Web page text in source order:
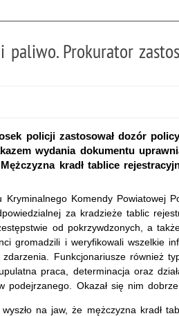
paliwo. Prokurator
policji zastosował dozór
wydania dokumentu
Mężczyzna kradł tablice
Kryminalnego Komendy Powiatowej
za kradzieże tablic
od pokrzywdzonych, a
gromadzili i weryfikowali wszelkie
Funkcjonariusze również
praca, determinacja oraz
podejrzanego. Okazał się nim
na jaw, że mężczyzna kradł